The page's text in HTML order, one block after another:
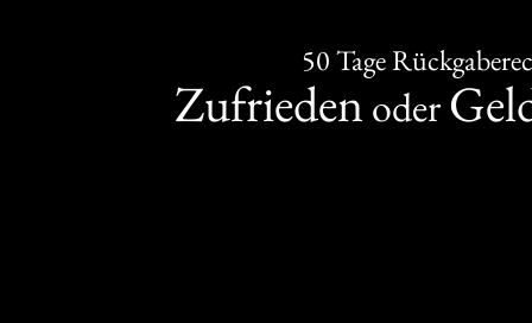
50 Tage
Zufrieden oder